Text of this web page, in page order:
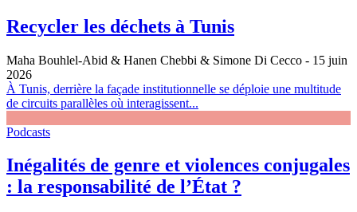
Recycler les déchets à Tunis
Maha Bouhlel-Abid & Hanen Chebbi & Simone Di Cecco - 15 juin
2026
À Tunis, derrière la façade institutionnelle se déploie une multitude
de circuits parallèles où interagissent...
Podcasts
Inégalités de genre et violences conjugales
: la responsabilité de l’État ?